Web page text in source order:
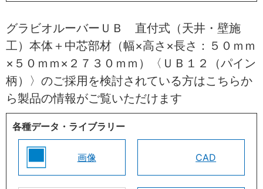
グラビオルーバーＵＢ 直付式（天井・壁施
工）本体＋中芯部材（幅×高さ×長さ：５０ｍｍ
×５０ｍｍ×２７３０ｍｍ）〈ＵＢ１２（パイン
柄）〉のご採用を検討されている方はこちらか
ら製品の情報がご覧いただけます
各種データ・ライブラリー
画像 CAD